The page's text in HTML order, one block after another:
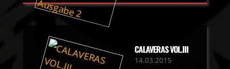
CALAVERAS VOL.III
14.03.2015